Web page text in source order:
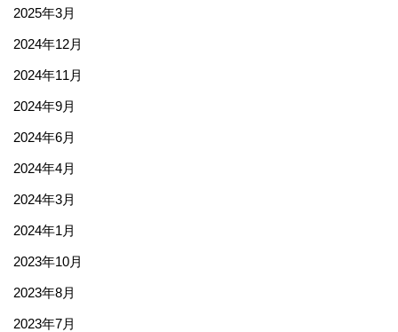
2025年3月
2024年12月
2024年11月
2024年9月
2024年6月
2024年4月
2024年3月
2024年1月
2023年10月
2023年8月
2023年7月